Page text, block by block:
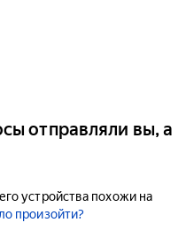
отправляли вы, а
устройства похожи на
произойти?